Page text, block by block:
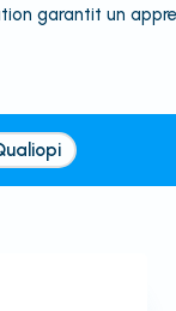
garantit un